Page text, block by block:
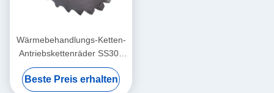
Wärmebehandlungs-Ketten-
Antriebskettenräder SS304
60B 80B
Beste Preis erhalten